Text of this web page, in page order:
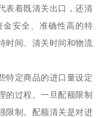
表着既清关出口，还清
安全、准确性高的特
时间、清关时间和物流
特定商品的进口量设定
的过程。一旦配额限制
限制。配额清关是对进